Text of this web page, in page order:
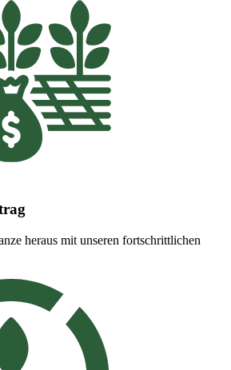
heraus mit unseren fortschrittlichen